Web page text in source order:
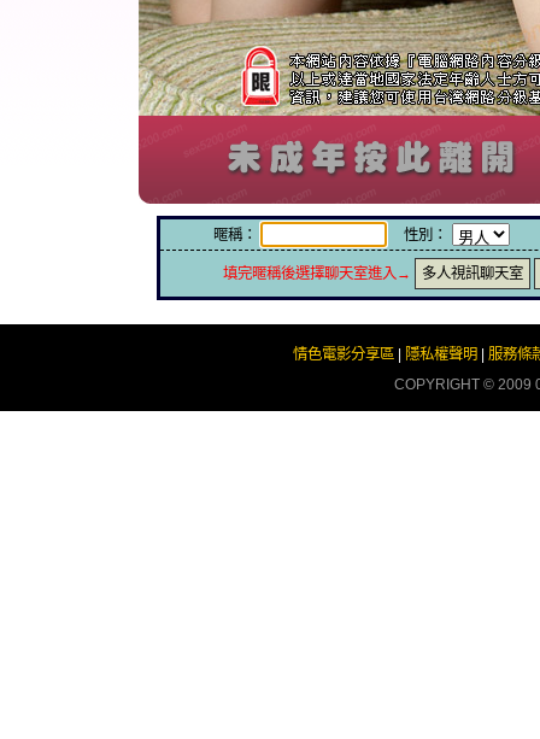
暱稱： 性別：
填完暱稱後選擇聊天室進入→ 多人視訊聊天室
情色電影分享區| 隱私權聲明
服務條
COPYRIGHT © 2009